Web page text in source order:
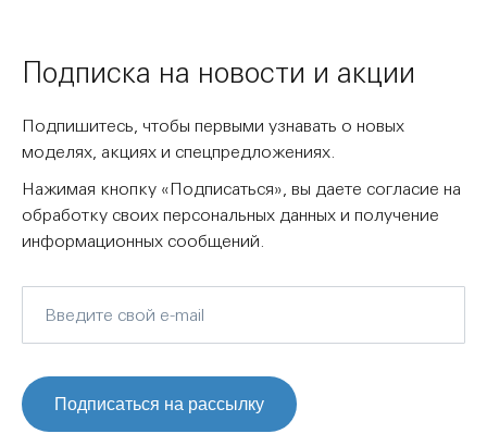
Подписка на новости и акции
Подпишитесь, чтобы первыми узнавать о новых
моделях, акциях и спецпредложениях.
Нажимая кнопку «Подписаться», вы даете согласие на
обработку своих персональных данных и получение
информационных сообщений.
Подписаться на рассылку